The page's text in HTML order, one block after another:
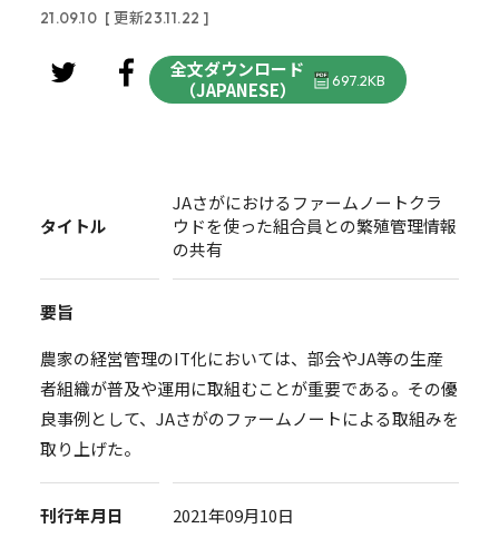
21.09.10 [ 更新23.11.22 ]
全文ダウンロード
（JAPANESE）
697.2KB
タイトル
JAさがにおけるファームノートクラ
ウドを使った組合員との繁殖管理情報
の共有
要旨
農家の経営管理のIT化においては、部会やJA等の生産
者組織が普及や運用に取組むことが重要である。その優
良事例として、JAさがのファームノートによる取組みを
取り上げた。
刊行年月日 2021年09月10日